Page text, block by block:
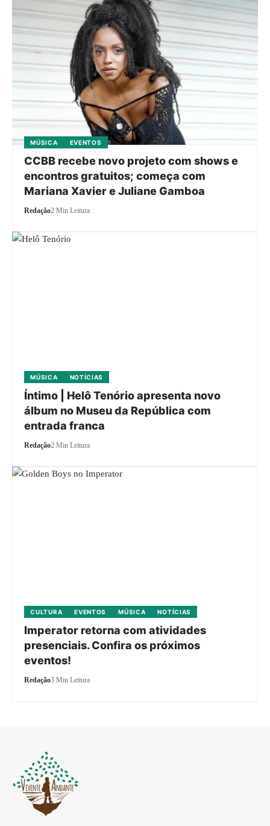
MÚSICA EVENTOS
CCBB recebe novo projeto com shows e
encontros gratuitos; começa com
Mariana Xavier e Juliane Gamboa
Redação2 Min Leitura
MÚSICA NOTÍCIAS
Íntimo | Helô Tenório apresenta novo
álbum no Museu da República com
entrada franca
Redação2 Min Leitura
CULTURA EVENTOS MÚSICA NOTÍCIAS
Imperator retorna com atividades
presenciais. Confira os próximos
eventos!
Redação3 Min Leitura